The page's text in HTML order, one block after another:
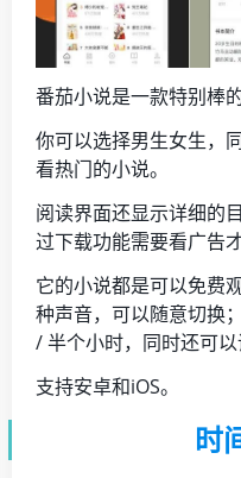
番茄小说是一款特别棒
你可以选择男生女生，
看热门的小说。
阅读界面还显示详细的
过下载功能需要看广告
它的小说都是可以免费
种声音，可以随意切换
/ 半个小时，同时还可以
支持安卓和iOS。
时